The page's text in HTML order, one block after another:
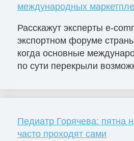
международных
Расскажут эксперты e-
экспортном форуме
когда основные
по сути перекрыли
Педиатр Горячева: пятна
часто проходят сами